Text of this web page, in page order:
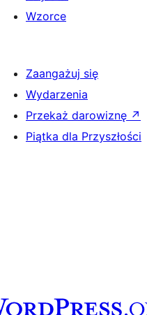
Wzorce
Zaangażuj się
Wydarzenia
Przekaż darowiznę ↗
Piątka dla Przyszłości